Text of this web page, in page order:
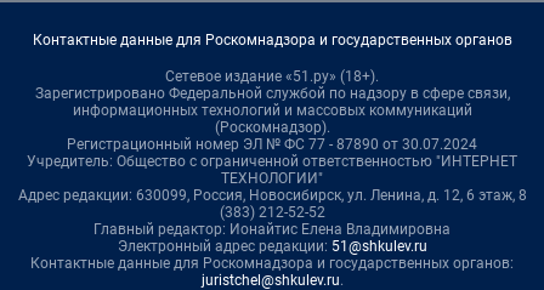
Контактные данные для Роскомнадзора и государственных органов
Сетевое издание «51.ру» (18+).
Зарегистрировано Федеральной службой по надзору в сфере связи,
информационных технологий и массовых коммуникаций
(Роскомнадзор).
Регистрационный номер ЭЛ № ФС 77 - 87890 от 30.07.2024
Учредитель: Общество с ограниченной ответственностью "ИНТЕРНЕТ
ТЕХНОЛОГИИ"
Адрес редакции: 630099, Россия, Новосибирск, ул. Ленина, д. 12, 6 этаж, 8
(383) 212-52-52
Главный редактор: Ионайтис Елена Владимировна
Электронный адрес редакции: 51@shkulev.ru
Контактные данные для Роскомнадзора и государственных органов:
juristchel@shkulev.ru.